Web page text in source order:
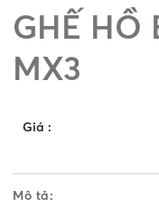
GHẾ HỒ
MX3
Giá :
Mô tả: